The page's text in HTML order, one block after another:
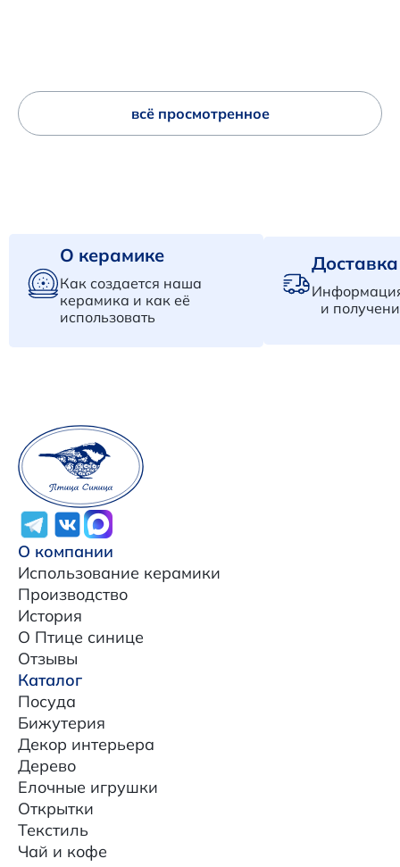
всё просмотренное
О керамике
Как создается наша
керамика и как её
использовать
и
О компании
Использование керамики
Производство
История
О Птице синице
Отзывы
Каталог
Посуда
Бижутерия
Декор интерьера
Дерево
Елочные игрушки
Открытки
Текстиль
Чай и кофе